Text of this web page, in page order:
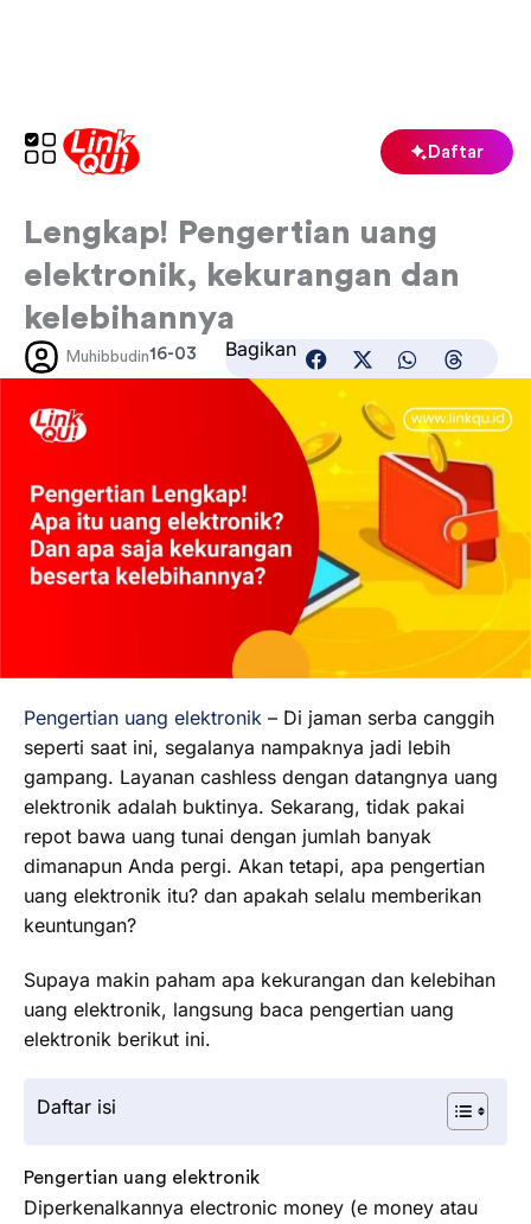
Daftar
Lengkap! Pengertian uang
elektronik, kekurangan dan
kelebihannya
Muhibbudin16-03 Bagikan
Pengertian uang elektronik – Di jaman serba canggih
seperti saat ini, segalanya nampaknya jadi lebih
gampang. Layanan cashless dengan datangnya uang
elektronik adalah buktinya. Sekarang, tidak pakai
repot bawa uang tunai dengan jumlah banyak
dimanapun Anda pergi. Akan tetapi, apa pengertian
uang elektronik itu? dan apakah selalu memberikan
keuntungan?
Supaya makin paham apa kekurangan dan kelebihan
uang elektronik, langsung baca pengertian uang
elektronik berikut ini.
Daftar isi
Pengertian uang elektronik
Diperkenalkannya electronic money (e money atau